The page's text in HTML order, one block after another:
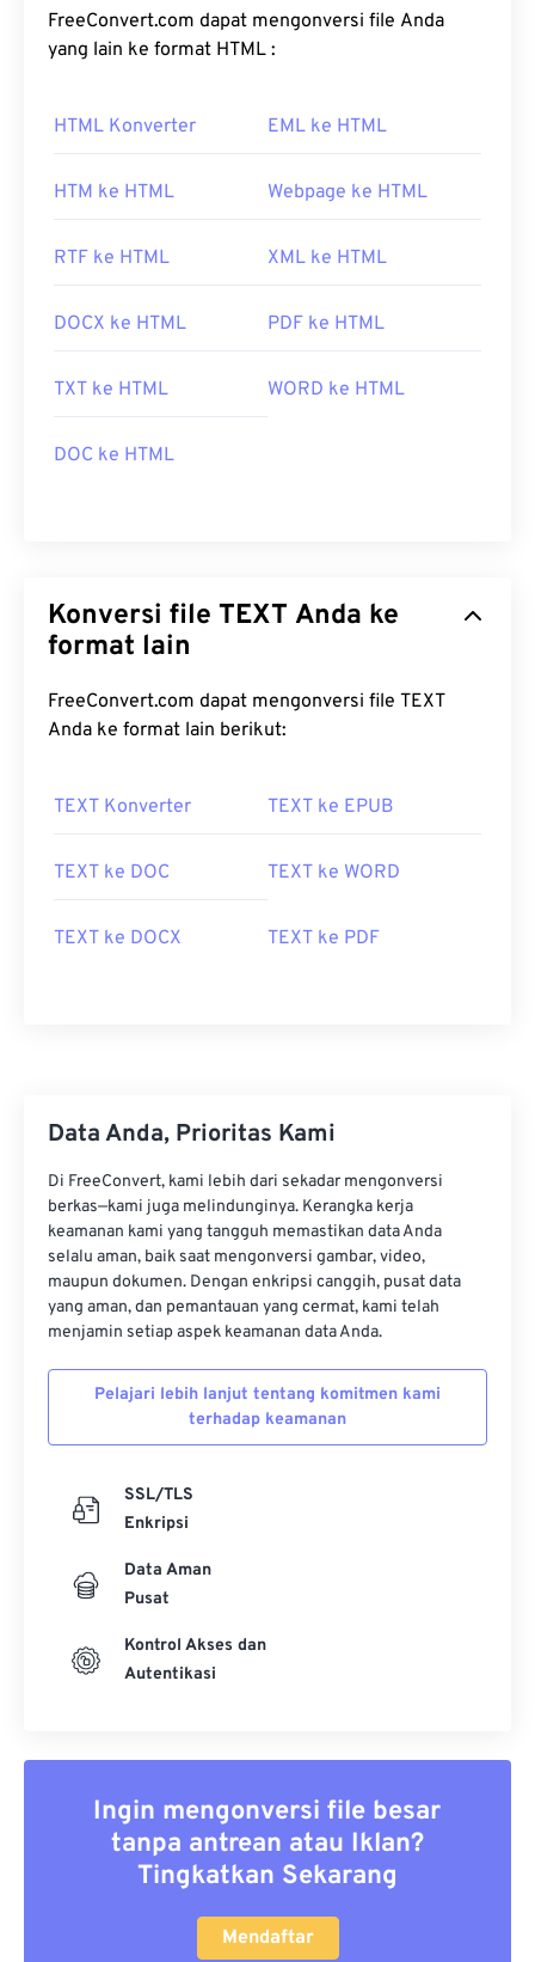
FreeConvert.com dapat mengonversi file Anda
yang lain ke format HTML :
HTML Konverter EML ke HTML
HTM ke HTML Webpage ke HTML
RTF ke HTML XML ke HTML
DOCX ke HTML PDF ke HTML
TXT ke HTML WORD ke HTML
DOC ke HTML
Konversi file TEXT Anda ke
format lain
FreeConvert.com dapat mengonversi file TEXT
Anda ke format lain berikut:
TEXT Konverter TEXT ke EPUB
TEXT ke DOC TEXT ke WORD
TEXT ke DOCX TEXT ke PDF
Data Anda, Prioritas Kami
Di FreeConvert, kami lebih dari sekadar mengonversi
berkas—kami juga melindunginya. Kerangka kerja
keamanan kami yang tangguh memastikan data Anda
selalu aman, baik saat mengonversi gambar, video,
maupun dokumen. Dengan enkripsi canggih, pusat data
yang aman, dan pemantauan yang cermat, kami telah
menjamin setiap aspek keamanan data Anda.
Pelajari lebih lanjut tentang komitmen kami
terhadap keamanan
SSL/TLS
Enkripsi
Data Aman
Pusat
Kontrol Akses dan
Autentikasi
Ingin mengonversi file besar
tanpa antrean atau Iklan?
Tingkatkan Sekarang
Mendaftar